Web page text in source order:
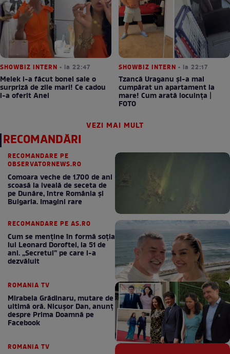
SHOWBIZ INTERN • la 22:47
Melek i-a făcut bonei sale o
surpriză de zile mari! Ce cadou
i-a oferit Anei
SHOWBIZ INTERN • la 22:17
Tzancă Uraganu și-a mai
cumpărat un apartament la
mare! Cum arată locuința |
FOTO
VEZI MAI MULT
RECOMANDĂRI
RECOMANDARE PE
OBSERVATORNEWS.RO
Comoara veche de 1.700 de ani
scoasă la iveală de seceta de
pe Dunăre, între România şi
Bulgaria. Imagini rare
RECOMANDARE PE AS.RO
Cum se menţine în formă soţia
lui Leonard Doroftei, la 51 de
ani. „Secretul” pe care l-a
dezvăluit
ROMANIA TV
Mirabela Grădinaru, mutare de
ultimă oră. Nicuşor Dan, anunţ
despre Prima Doamnă pe
Facebook
ROMANIA TV